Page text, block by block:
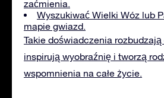
zaćmienia.
Wyszukiwać Wielki Wóz lub
mapie gwiazd.
Takie doświadczenia
inspirują wyobraźnię i tworzą
wspomnienia na całe życie.